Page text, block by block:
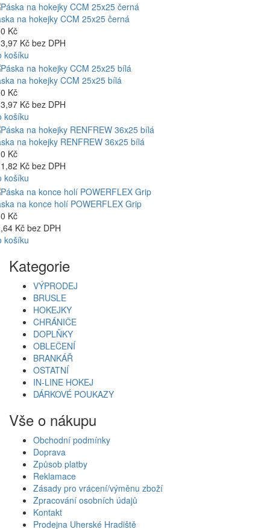
na hokejky CCM 25x25 černá
Kč
Kč bez DPH
košíku
na hokejky CCM 25x25 bílá
Kč
Kč bez DPH
košíku
na hokejky RENFREW 36x25 bílá
Kč
Kč bez DPH
košíku
na konce holí POWERFLEX Grip
Kč
Kč bez DPH
košíku
Kategorie
VÝPRODEJ
BRUSLE
HOKEJKY
CHRÁNIČE
DOPLŇKY
OBLEČENÍ
BRANKÁŘ
OSTATNÍ
IN-LINE HOKEJ
DÁRKOVÉ POUKAZY
Vše o nákupu
Obchodní podmínky
Doprava
Způsob platby
Reklamace
Zásady pro vrácení/výměnu zboží
Zpracování osobních údajů
Kontakt
Prodejna Uherské Hradiště